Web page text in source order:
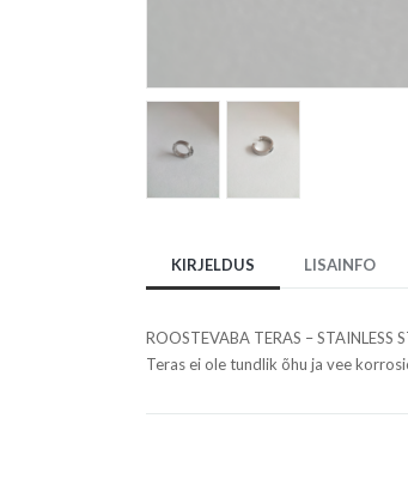
KIRJELDUS LISAINFO
ROOSTEVABA TERAS –
Teras ei ole tundlik õhu ja vee